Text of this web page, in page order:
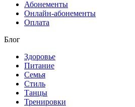
Абонементы
Онлайн-абонементы
Оплата
Блог
Здоровье
Питание
Семья
Стиль
Танцы
Тренировки